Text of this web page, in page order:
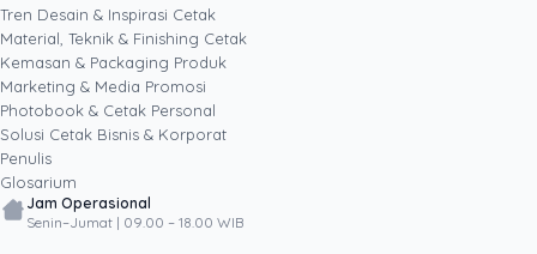
menarik perhatian, layak dibagikan, dan
membantu bisnis bertumbuh melalui kekuatan
kreativitas serta media digital.
Popular
Tren Desain & Inspirasi Cetak
Material, Teknik & Finishing Cetak
Kemasan & Packaging Produk
Marketing & Media Promosi
Photobook & Cetak Personal
Solusi Cetak Bisnis & Korporat
Penulis
Glosarium
Jam Operasional
Senin–Jumat | 09.00 – 18.00 WIB